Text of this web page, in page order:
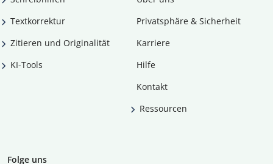
Textkorrektur
Zitieren und Originalität
KI-Tools
Privatsphäre & Sicherheit
Karriere
Hilfe
Kontakt
Ressourcen
Folge uns